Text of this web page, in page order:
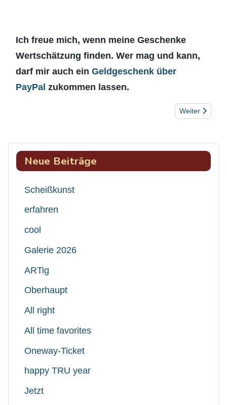
Ich freue mich, wenn meine Geschenke
Wertschätzung finden. Wer mag und kann,
darf mir auch ein Geldgeschenk über
PayPal zukommen lassen.
Nächster
Weiter
Neue Beiträge
Scheißkunst
erfahren
cool
Galerie 2026
ARTig
Oberhaupt
All right
All time favorites
Oneway-Ticket
happy TRU year
Jetzt